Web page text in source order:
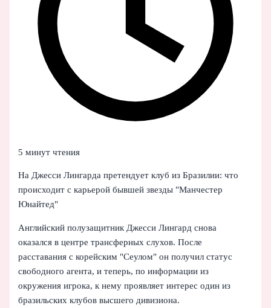
5 минут чтения
На Джесси Лингарда претендует клуб из Бразилии: что
происходит с карьерой бывшей звезды "Манчестер
Юнайтед"
Английский полузащитник Джесси Лингард снова
оказался в центре трансферных слухов. После
расставания с корейским "Сеулом" он получил статус
свободного агента, и теперь, по информации из
окружения игрока, к нему проявляет интерес один из
бразильских клубов высшего дивизиона.